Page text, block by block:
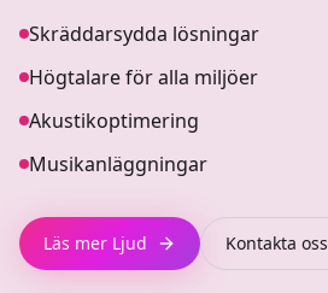
Skräddarsydda lösningar
Högtalare för alla miljöer
Akustikoptimering
Musikanläggningar
Läs mer Ljud Kontakta oss